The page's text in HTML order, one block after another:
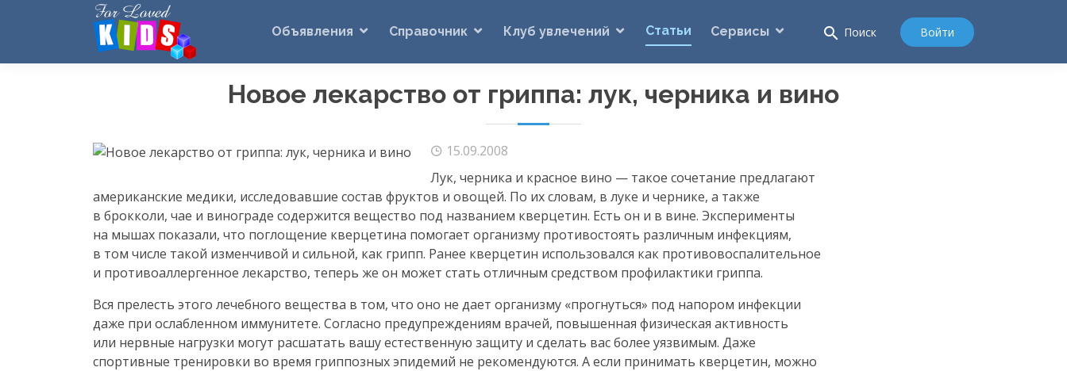
Объявления Справочник Клуб увлечений Статьи Сервисы search Поиск Войти
Новое лекарство от гриппа: лук, черника и вино
15.09.2008
Лук, черника и красное вино — такое сочетание предлагают
американские медики, исследовавшие состав фруктов и овощей. По их словам, в луке и чернике, а также
в брокколи, чае и винограде содержится вещество под названием кверцетин. Есть он и в вине. Эксперименты
на мышах показали, что поглощение кверцетина помогает организму противостоять различным инфекциям,
в том числе такой изменчивой и сильной, как грипп. Ранее кверцетин использовался как противовоспалительное
и противоаллергенное лекарство, теперь же он может стать отличным средством профилактики гриппа.
Вся прелесть этого лечебного вещества в том, что оно не дает организму «прогнуться» под напором инфекции
даже при ослабленном иммунитете. Согласно предупреждениям врачей, повышенная физическая активность
или нервные нагрузки могут расшатать вашу естественную защиту и сделать вас более уязвимым. Даже
спортивные тренировки во время гриппозных эпидемий не рекомендуются. А если принимать кверцетин, можно